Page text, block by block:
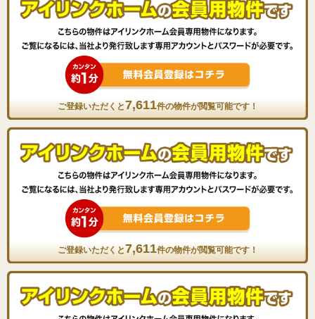
ご登録いただくと7,611件の物件が閲覧可能です！
ご登録いただくと7,611件の物件が閲覧可能です！